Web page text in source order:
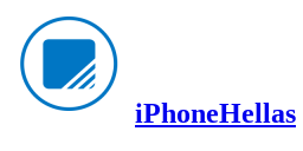
iPhoneHellas